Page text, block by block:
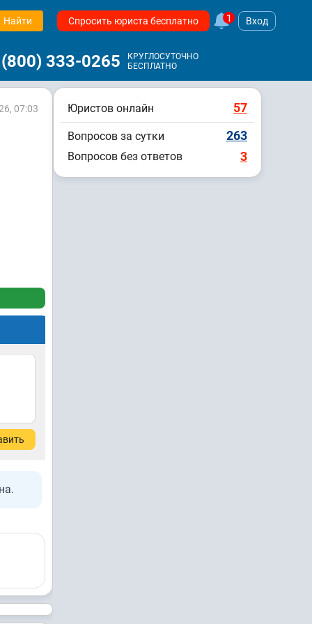
Найти Спросить юриста бесплатно 1 Вход
333-0265
КРУГЛОСУТОЧНО
БЕСПЛАТНО
07:03 Юристов онлайн 57
Вопросов за сутки 263
Вопросов без ответов 3